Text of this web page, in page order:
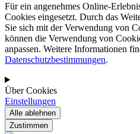
Für ein angenehmes Online-
Cookies eingesetzt. Durch das
Sie sich mit der Verwendung von
können die Verwendung von
anpassen. Weitere Informationen
Datenschutzbestimmungen.
Über Cookies
Einstellungen